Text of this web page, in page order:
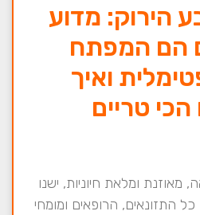
הירוק: מדוע
הם המפתח
ואיך
טריים
ומלאת חיוניות, ישנו
התזונאים, הרופאים ומומחי